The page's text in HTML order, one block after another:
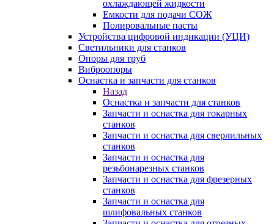
охлаждающей жидкости
Емкости для подачи СОЖ
Полировальные пасты
Устройства цифровой индикации (УЦИ)
Светильники для станков
Опоры для труб
Виброопоры
Оснастка и запчасти для станков
Назад
Оснастка и запчасти для станков
Запчасти и оснастка для токарных
станков
Запчасти и оснастка для сверлильных
станков
Запчасти и оснастка для
резьбонарезных станков
Запчасти и оснастка для фрезерных
станков
Запчасти и оснастка для
шлифовальных станков